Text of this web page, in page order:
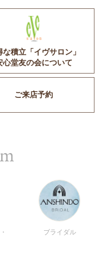
な積立「イヴサロン」
心堂友の会について
ご来店予約
ブライダル